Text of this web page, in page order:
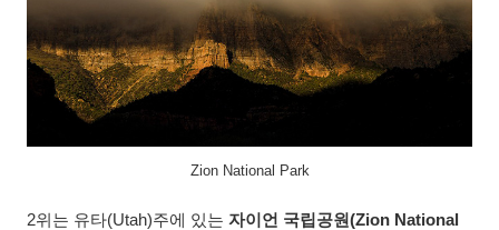
Zion National Park
2위는 유타(Utah)주에 있는 자이언 국립공원(Zion National